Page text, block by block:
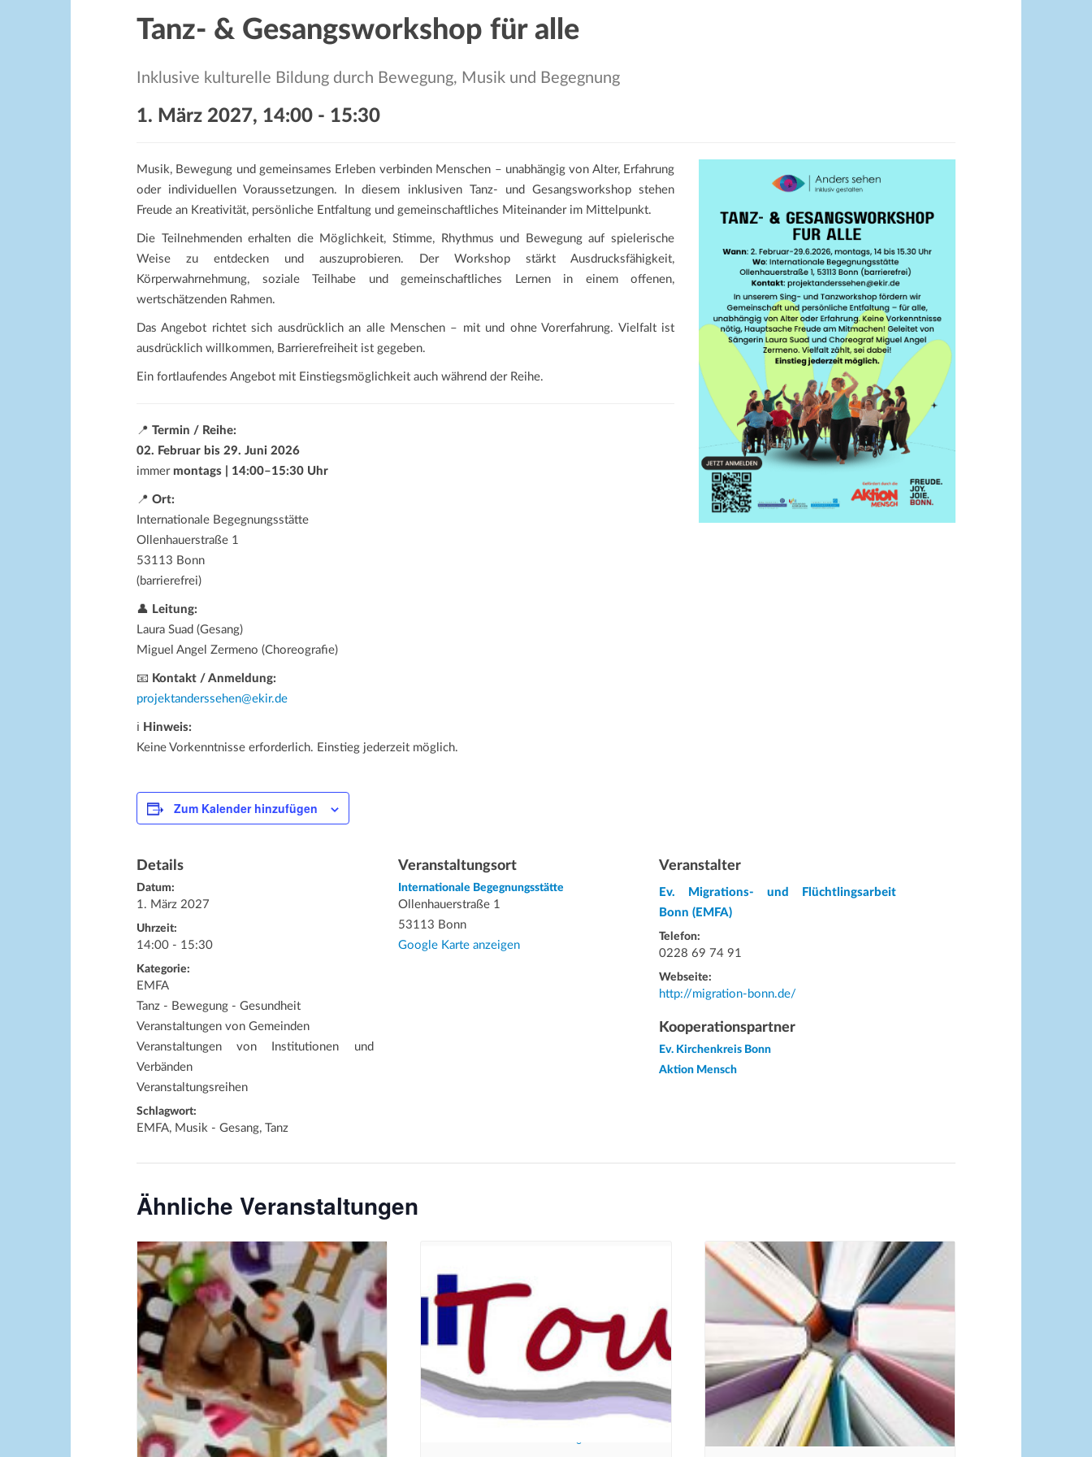
Tanz- & Gesangsworkshop für alle
Inklusive kulturelle Bildung durch Bewegung, Musik und Begegnung
1. März 2027, 14:00 - 15:30
Musik, Bewegung und gemeinsames Erleben verbinden Menschen – unabhängig von Alter, Erfahrung
oder individuellen Voraussetzungen. In diesem inklusiven Tanz- und Gesangsworkshop stehen
Freude an Kreativität, persönliche Entfaltung und gemeinschaftliches Miteinander im Mittelpunkt.
Die Teilnehmenden erhalten die Möglichkeit, Stimme, Rhythmus und Bewegung auf spielerische
Weise zu entdecken und auszuprobieren. Der Workshop stärkt Ausdrucksfähigkeit,
Körperwahrnehmung, soziale Teilhabe und gemeinschaftliches Lernen in einem offenen,
wertschätzenden Rahmen.
Das Angebot richtet sich ausdrücklich an alle Menschen – mit und ohne Vorerfahrung. Vielfalt ist
ausdrücklich willkommen, Barrierefreiheit ist gegeben.
Ein fortlaufendes Angebot mit Einstiegsmöglichkeit auch während der Reihe.
📍 Termin / Reihe:
02. Februar bis 29. Juni 2026
immer montags | 14:00–15:30 Uhr
📍 Ort:
Internationale Begegnungsstätte
Ollenhauerstraße 1
53113 Bonn
(barrierefrei)
👤 Leitung:
Laura Suad (Gesang)
Miguel Angel Zermeno (Choreografie)
📧 Kontakt / Anmeldung:
projektanderssehen@ekir.de
ℹ Hinweis:
Keine Vorkenntnisse erforderlich. Einstieg jederzeit möglich.
Zum Kalender hinzufügen
Details
Datum:
1. März 2027
Uhrzeit:
14:00 - 15:30
Kategorie:
EMFA
Tanz - Bewegung - Gesundheit
Veranstaltungen von Gemeinden
Veranstaltungen von Institutionen und
Verbänden
Veranstaltungsreihen
Schlagwort:
EMFA, Musik - Gesang, Tanz
Veranstaltungsort
Internationale Begegnungsstätte
Ollenhauerstraße 1
53113 Bonn
Google Karte anzeigen
Veranstalter
Ev. Migrations- und Flüchtlingsarbeit
Bonn (EMFA)
Telefon:
0228 69 74 91
Webseite:
http://migration-bonn.de/
Kooperationspartner
Ev. Kirchenkreis Bonn
Aktion Mensch
Ähnliche Veranstaltungen
Bildquelle_ Pixabay Free_Christoph
Bildquelle Pixabay